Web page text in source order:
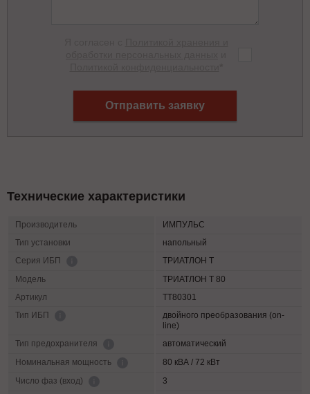
Отправить заявку
Технические характеристики
Производитель
ИМПУЛЬС
Тип установки
напольный
Серия ИБП
ТРИАТЛОН Т
Модель
ТРИАТЛОН Т 80
Артикул
TT80301
Тип ИБП
двойного преобразования (on-
line)
Тип предохранителя
автоматический
Номинальная мощность
80 кВА / 72 кВт
Число фаз (вход)
3